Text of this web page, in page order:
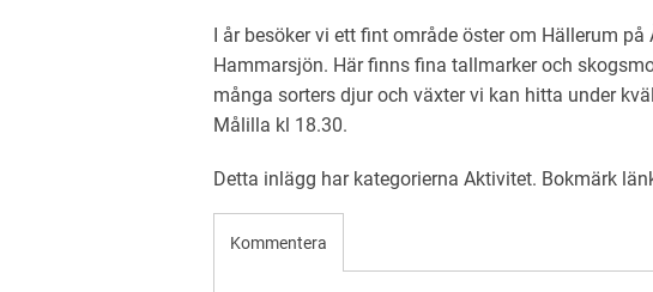
I år besöker vi ett fint område öster om Hällerum på
Hammarsjön. Här finns fina tallmarker och
många sorters djur och växter vi kan hitta under
Målilla kl 18.30.
Detta inlägg har kategorierna Aktivitet. Bokmärk
Kommentera